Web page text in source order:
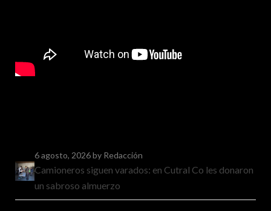
6 agosto, 2026by Redacción
Camioneros siguen varados: en Cutral Co les donaron
un sabroso almuerzo